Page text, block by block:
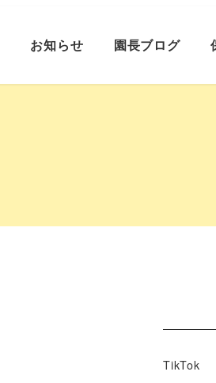
お知らせ 園長ブログ
TikTok